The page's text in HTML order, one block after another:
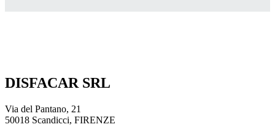
DISFACAR SRL
Via del Pantano, 21
50018 Scandicci, FIRENZE